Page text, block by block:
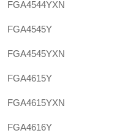
FGA4544YXN
FGA4545Y
FGA4545YXN
FGA4615Y
FGA4615YXN
FGA4616Y